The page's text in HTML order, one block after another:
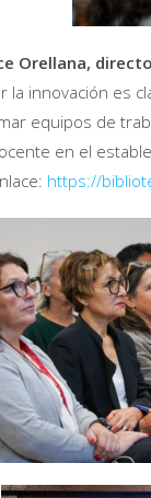
Orellana,
la innovación es
equipos de
en el
https://